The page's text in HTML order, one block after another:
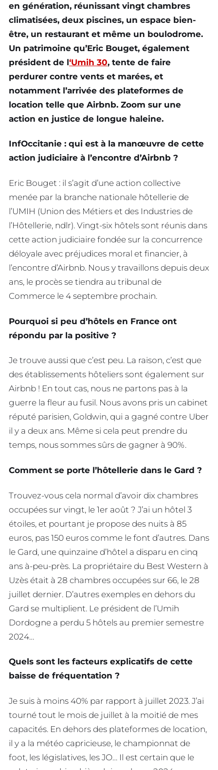
en génération, réunissant vingt chambres
climatisées, deux piscines, un espace bien-
être, un restaurant et même un boulodrome.
Un patrimoine qu’Eric Bouget, également
président de l‘Umih 30, tente de faire
perdurer contre vents et marées, et
notamment l’arrivée des plateformes de
location telle que Airbnb. Zoom sur une
action en justice de longue haleine.
InfOccitanie : qui est à la manœuvre de cette
action judiciaire à l’encontre d’Airbnb ?
Eric Bouget : il s’agit d’une action collective
menée par la branche nationale hôtellerie de
l’UMIH (Union des Métiers et des Industries de
l’Hôtellerie, ndlr). Vingt-six hôtels sont réunis dans
cette action judiciaire fondée sur la concurrence
déloyale avec préjudices moral et financier, à
l’encontre d’Airbnb. Nous y travaillons depuis deux
ans, le procès se tiendra au tribunal de
Commerce le 4 septembre prochain.
Pourquoi si peu d’hôtels en France ont
répondu par la positive ?
Je trouve aussi que c’est peu. La raison, c’est que
des établissements hôteliers sont également sur
Airbnb ! En tout cas, nous ne partons pas à la
guerre la fleur au fusil. Nous avons pris un cabinet
réputé parisien, Goldwin, qui a gagné contre Uber
il y a deux ans. Même si cela peut prendre du
temps, nous sommes sûrs de gagner à 90%.
Comment se porte l’hôtellerie dans le Gard ?
Trouvez-vous cela normal d’avoir dix chambres
occupées sur vingt, le 1er août ? J’ai un hôtel 3
étoiles, et pourtant je propose des nuits à 85
euros, pas 150 euros comme le font d’autres. Dans
le Gard, une quinzaine d’hôtel a disparu en cinq
ans à-peu-près. La propriétaire du Best Western à
Uzès était à 28 chambres occupées sur 66, le 28
juillet dernier. D’autres exemples en dehors du
Gard se multiplient. Le président de l’Umih
Dordogne a perdu 5 hôtels au premier semestre
2024…
Quels sont les facteurs explicatifs de cette
baisse de fréquentation ?
Je suis à moins 40% par rapport à juillet 2023. J’ai
tourné tout le mois de juillet à la moitié de mes
capacités. En dehors des plateformes de location,
il y a la météo capricieuse, le championnat de
foot, les législatives, les JO… Il est certain que le